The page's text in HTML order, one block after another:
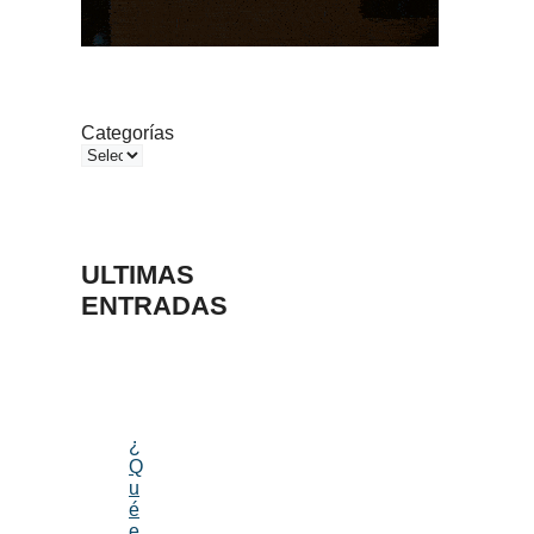
Categorías
ULTIMAS
ENTRADAS
¿
Q
u
é